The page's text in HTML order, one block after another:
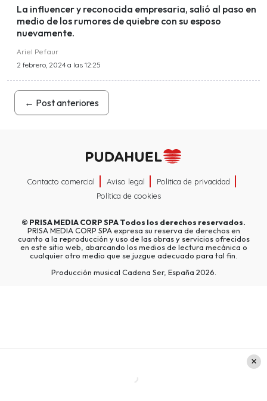
La influencer y reconocida empresaria, salió al paso en
medio de los rumores de quiebre con su esposo
nuevamente.
Ariel Pefaur
2 febrero, 2024 a las 12:25
← Post anteriores
Contacto comercial Aviso legal
Política de privacidad
Política de cookies
© PRISA MEDIA CORP SPATodos los derechos reservados.
PRISA MEDIA CORP SPA expresa su reserva de derechos en
cuanto a la reproducción y uso de las obras y servicios ofrecidos
en este sitio web, abarcando los medios de lectura mecánica o
cualquier otro medio que se juzgue adecuado para tal fin.
Producción musical Cadena Ser, España 2026.